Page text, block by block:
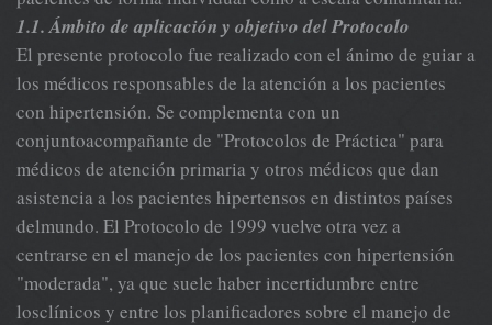
1.1. Ámbito de aplicación y objetivo del Protocolo
El presente protocolo fue realizado con el ánimo de guiar a
los médicos responsables de la atención a los pacientes
con hipertensión. Se complementa con un
conjuntoacompañante de "Protocolos de Práctica" para
médicos de atención primaria y otros médicos que dan
asistencia a los pacientes hipertensos en distintos países
delmundo. El Protocolo de 1999 vuelve otra vez a
centrarse en el manejo de los pacientes con hipertensión
"moderada", ya que suele haber incertidumbre entre
losclínicos y entre los planificadores sobre el manejo de